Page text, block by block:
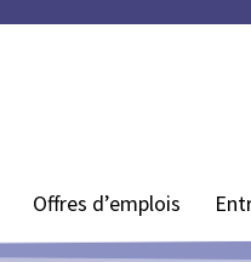
Offres d’emplois